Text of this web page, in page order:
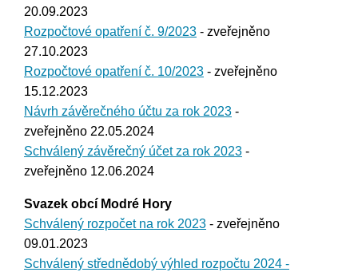
20.09.2023
Rozpočtové opatření č. 9/2023 - zveřejněno
27.10.2023
Rozpočtové opatření č. 10/2023 - zveřejněno
15.12.2023
Návrh závěrečného účtu za rok 2023 -
zveřejněno 22.05.2024
Schválený závěrečný účet za rok 2023 -
zveřejněno 12.06.2024
Svazek obcí Modré Hory
Schválený rozpočet na rok 2023 - zveřejněno
09.01.2023
Schválený střednědobý výhled rozpočtu 2024 -